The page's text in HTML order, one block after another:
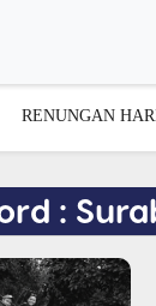
RENUNGAN
: